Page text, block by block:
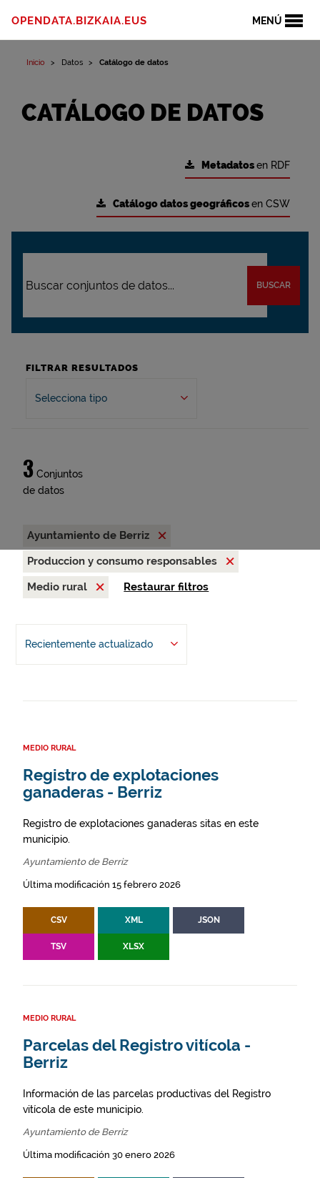
MENÚ
OPENDATA.BIZKAIA.EUS
Inicio Datos Catálogo de datos
CATÁLOGO DE DATOS
Metadatosen RDF
Catálogo datos geográficosen CSW
BUSCAR
FILTRAR RESULTADOS
Selecciona tipo
3 Conjuntos
de datos
Ayuntamiento de Berriz
Produccion y consumo responsables
Medio rural
Restaurar filtros
Recientemente actualizado
MEDIO RURAL
Registro de explotaciones
ganaderas - Berriz
Registro de explotaciones ganaderas sitas en este
municipio.
Ayuntamiento de Berriz
Última modificación 15 febrero 2026
CSV XML JSON
TSV XLSX
MEDIO RURAL
Parcelas del Registro vitícola -
Berriz
Información de las parcelas productivas del Registro
vitícola de este municipio.
Ayuntamiento de Berriz
Última modificación 30 enero 2026